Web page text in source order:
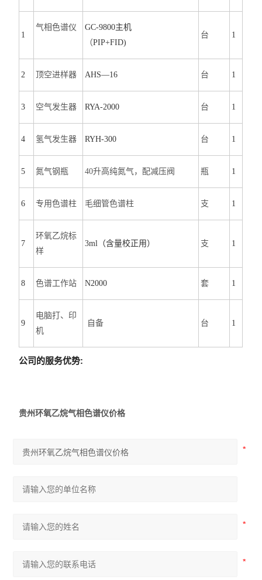
1
气相色谱仪 GC-9800主机
（PIP+FID)
台 1
2 顶空进样器 AHS—16 台 1
3 空气发生器 RYA-2000 台 1
4 氢气发生器 RYH-300 台 1
5 氮气钢瓶 40升高纯氮气，配减压阀 瓶 1
6 专用色谱柱 毛细管色谱柱 支 1
7
环氧乙烷标
样
3ml （含量校正用） 支 1
8 色谱工作站 N2000 套 1
9
电脑打、印
机
自备 台 1
公司的服务优势:
贵州环氧乙烷气相色谱仪价格